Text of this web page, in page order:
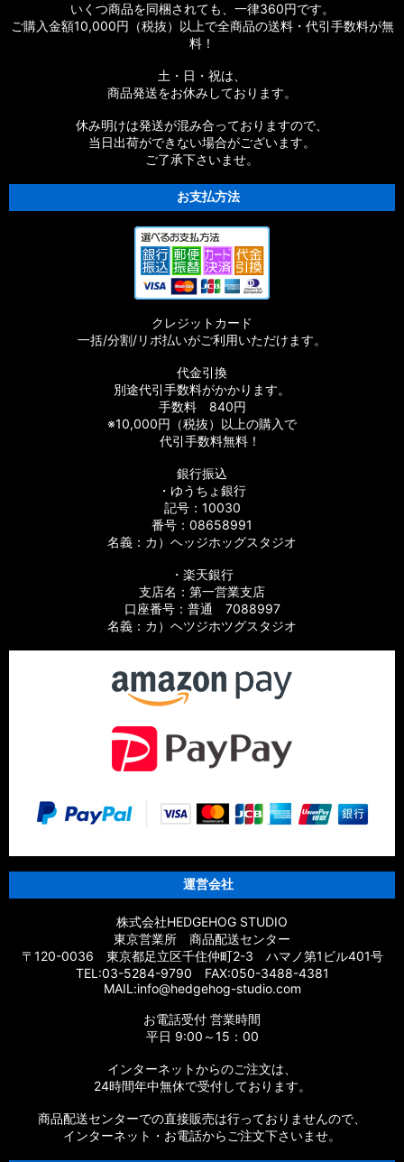
いくつ商品を同梱されても、一律360円です。
ご購入金額10,000円（税抜）以上で全商品の送料・代引手数料が無
料！
土・日・祝は、
商品発送をお休みしております。
休み明けは発送が混み合っておりますので、
当日出荷ができない場合がございます。
ご了承下さいませ。
お支払方法
クレジットカード
一括/分割/リボ払いがご利用いただけます。
代金引換
別途代引手数料がかかります。
手数料 840円
※10,000円（税抜）以上の購入で
代引手数料無料！
銀行振込
・ゆうちょ銀行
記号：10030
番号：08658991
名義：カ）ヘッジホッグスタジオ
・楽天銀行
支店名：第一営業支店
口座番号：普通 7088997
名義：カ）ヘツジホツグスタジオ
運営会社
株式会社HEDGEHOG STUDIO
東京営業所 商品配送センター
〒120-0036 東京都足立区千住仲町2-3 ハマノ第1ビル401号
TEL:03-5284-9790 FAX:050-3488-4381
MAIL:info@hedgehog-studio.com
お電話受付 営業時間
平日 9:00～15：00
インターネットからのご注文は、
24時間年中無休で受付しております。
商品配送センターでの直接販売は行っておりませんので、
インターネット・お電話からご注文下さいませ。